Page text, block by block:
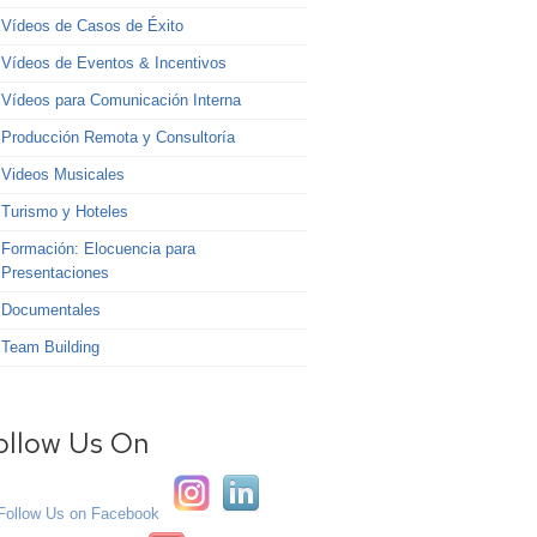
Vídeos de Casos de Éxito
Vídeos de Eventos & Incentivos
Vídeos para Comunicación Interna
Producción Remota y Consultoría
Videos Musicales
Turismo y Hoteles
Formación: Elocuencia para
Presentaciones
Documentales
Team Building
Us On